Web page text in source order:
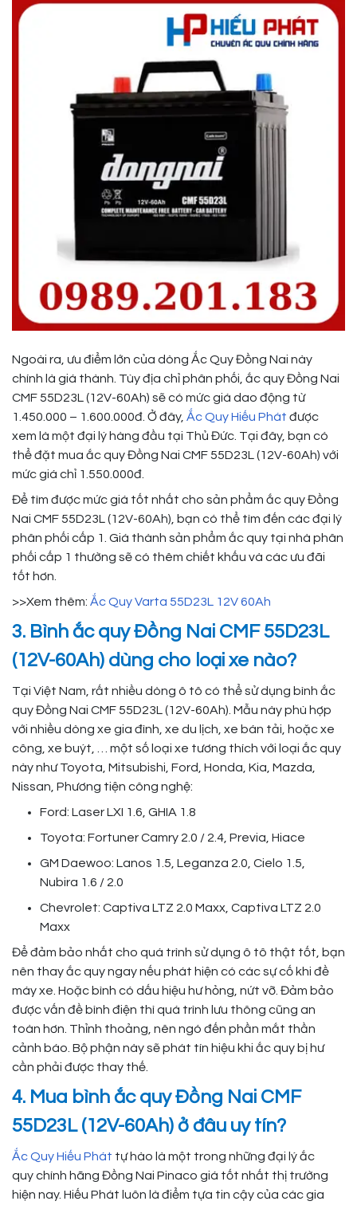
Ngoài ra, ưu điểm lớn của dòng Ắc Quy Đồng Nai này
chính là giá thành. Tùy địa chỉ phân phối, ắc quy Đồng Nai
CMF 55D23L (12V-60Ah) sẽ có mức giá dao động từ
1.450.000 – 1.600.000đ. Ở đây, Ắc Quy Hiếu Phát được
xem là một đại lý hàng đầu tại Thủ Đức. Tại đây, bạn có
thể đặt mua ắc quy Đồng Nai CMF 55D23L (12V-60Ah) với
mức giá chỉ 1.550.000đ.
Để tìm được mức giá tốt nhất cho sản phẩm ắc quy Đồng
Nai CMF 55D23L (12V-60Ah), bạn có thể tìm đến các đại lý
phân phối cấp 1. Giá thành sản phẩm ắc quy tại nhà phân
phối cấp 1 thường sẽ có thêm chiết khấu và các ưu đãi
tốt hơn.
>>Xem thêm: Ắc Quy Varta 55D23L 12V 60Ah
3. Bình ắc quy Đồng Nai CMF 55D23L
(12V-60Ah) dùng cho loại xe nào?
Tại Việt Nam, rất nhiều dòng ô tô có thể sử dụng bình ắc
quy Đồng Nai CMF 55D23L (12V-60Ah). Mẫu này phù hợp
với nhiều dòng xe gia đình, xe du lịch, xe bán tải, hoặc xe
công, xe buýt, … một số loại xe tương thích với loại ắc quy
này như Toyota, Mitsubishi, Ford, Honda, Kia, Mazda,
Nissan, Phương tiện công nghệ:
Ford: Laser LXI 1.6, GHIA 1.8
Toyota: Fortuner Camry 2.0 / 2.4, Previa, Hiace
GM Daewoo: Lanos 1.5, Leganza 2.0, Cielo 1.5,
Nubira 1.6 / 2.0
Chevrolet: Captiva LTZ 2.0 Maxx, Captiva LTZ 2.0
Maxx
Để đảm bảo nhất cho quá trình sử dụng ô tô thật tốt, bạn
nên thay ắc quy ngay nếu phát hiện có các sự cố khi đề
máy xe. Hoặc bình có dấu hiệu hư hỏng, nứt vỡ. Đảm bảo
được vấn đề bình điện thì quá trình lưu thông cũng an
toàn hơn. Thỉnh thoảng, nên ngó đến phần mắt thần
cảnh báo. Bộ phận này sẽ phát tín hiệu khi ắc quy bị hư
cần phải được thay thế.
4. Mua bình ắc quy Đồng Nai CMF
55D23L (12V-60Ah) ở đâu uy tín?
Ắc Quy Hiếu Phát tự hào là một trong những đại lý ắc
quy chính hãng Đồng Nai Pinaco giá tốt nhất thị trường
hiện nay. Hiếu Phát luôn là điểm tựa tin cậy của các gia